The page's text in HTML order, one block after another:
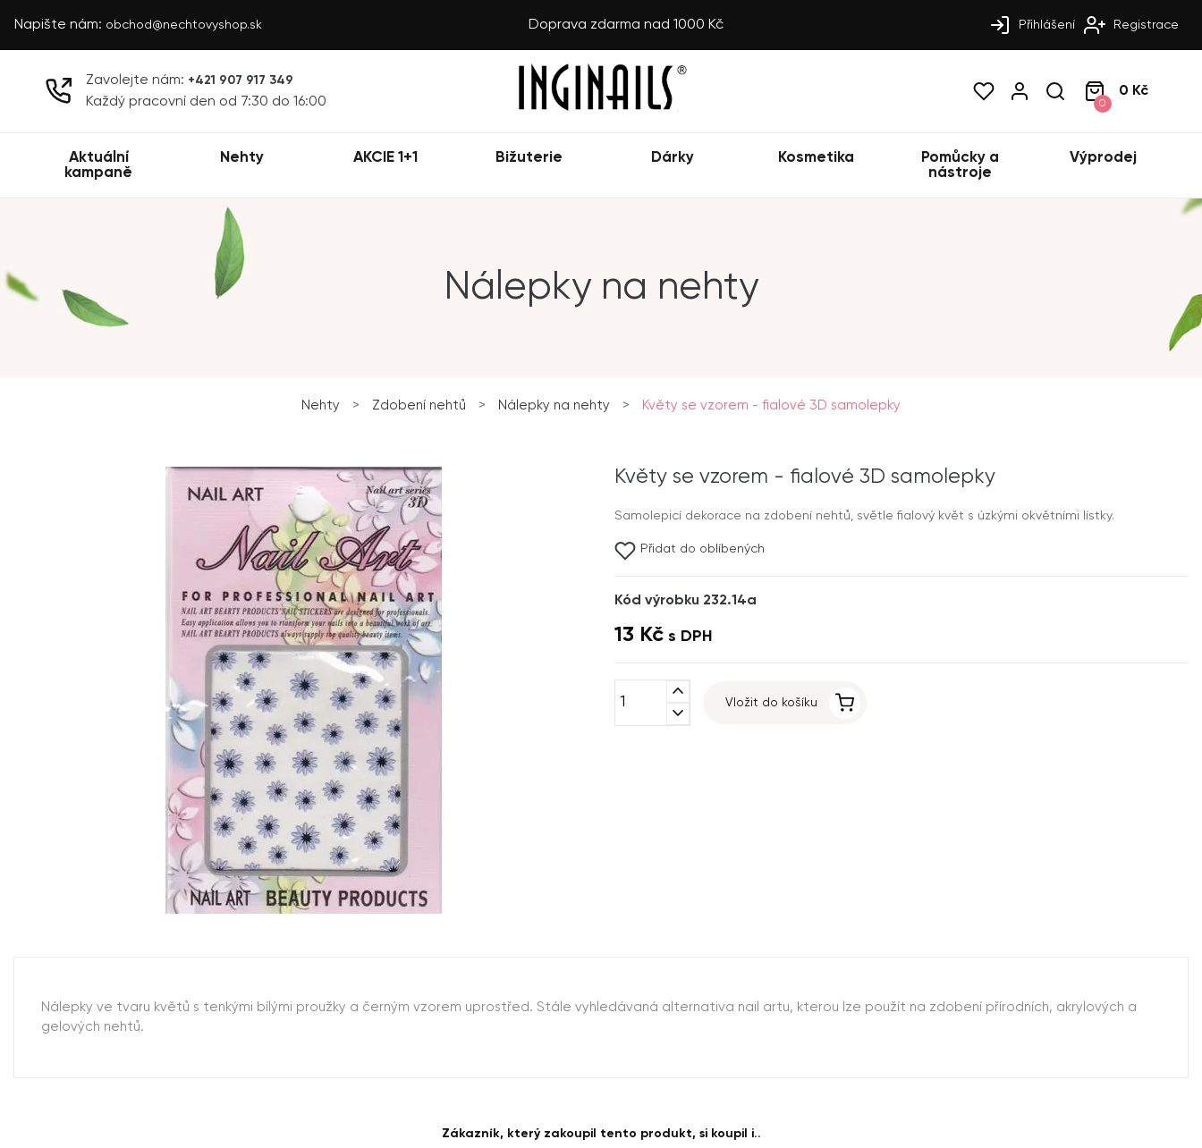
Napište nám: obchod@nechtovyshop.sk Doprava zdarma nad 1000 Kč Přihlášení Registrace
Zavolejte nám: +421 907 917 349
Každý pracovní den od 7:30 do 16:00 0
0 Kč
Aktuální
kampaně
Nehty AKCIE 1+1 Bižuterie Dárky Kosmetika
Pomůcky a
nástroje
Výprodej
Nálepky na nehty
Nehty > Zdobení nehtů > Nálepky na nehty > Květy se vzorem - fialové 3D samolepky
Květy se vzorem - fialové 3D samolepky
Samolepicí dekorace na zdobení nehtů, světle fialový květ s úzkými okvětními lístky.
Přidat do oblíbených
Kód výrobku 232.14a
13 Kč s DPH
expand_less
expand_more
Vložit do košíku
Nálepky ve tvaru květů s tenkými bílými proužky a černým vzorem uprostřed. Stále vyhledávaná alternativa nail artu, kterou lze použít na zdobení přírodních, akrylových a
gelových nehtů.
Zákazník, který zakoupil tento produkt, si koupil i..